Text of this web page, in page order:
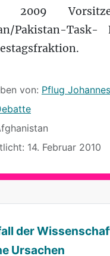
2009
Pakistan-
von: Pflug Johannes
14. Februar 2010
der
Ursachen